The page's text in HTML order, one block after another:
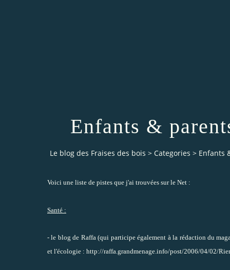
Enfants &
Le blog des Fraises des bois > Categories > Enfants
Voici une liste de pistes que j'ai trouvées sur le Net :
Santé :
- le blog de Raffa (qui participe également à la rédaction du
et l'écologie : http://raffa.grandmenage.info/post/2006/04/02/